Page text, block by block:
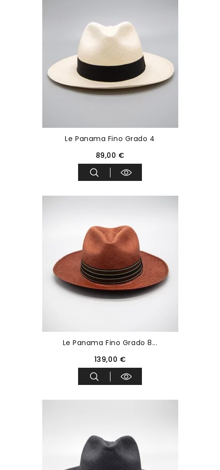
Le Panama Fino Grado 4
89,00 €
Le Panama Fino Grado 8...
139,00 €